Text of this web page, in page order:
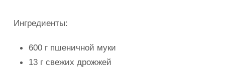
Ингредиенты:
600 г пшеничной муки
13 г свежих дрожжей